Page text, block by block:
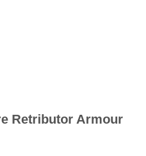
Retributor Armour